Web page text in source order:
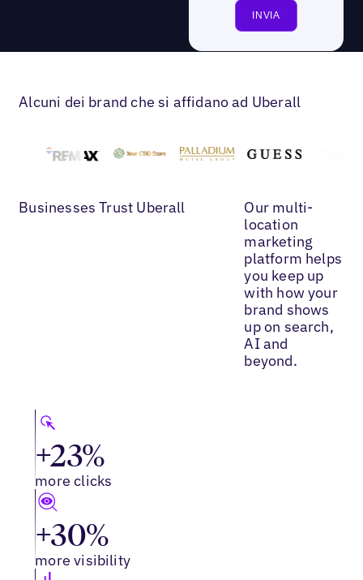
Alcuni dei brand che si affidano ad Uberall
Businesses Trust Uberall
Our multi-
location
marketing
platform helps
you keep up
with how your
brand shows
up on search,
AI and
beyond.
+23%
more clicks
+30%
more visibility